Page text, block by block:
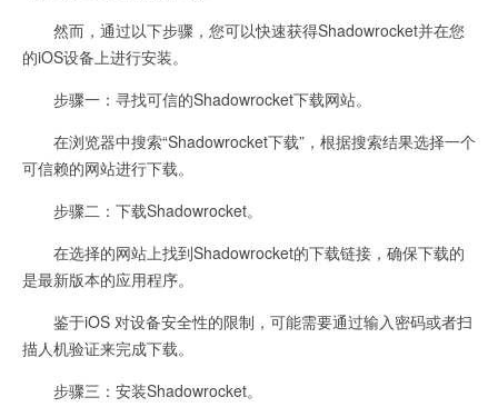
然而，通过以下步骤，您可以快速获得Shadowrocket并在您
的iOS设备上进行安装。
步骤一：寻找可信的Shadowrocket下载网站。
在浏览器中搜索“Shadowrocket下载”，根据搜索结果选择一个
可信赖的网站进行下载。
步骤二：下载Shadowrocket。
在选择的网站上找到Shadowrocket的下载链接，确保下载的
是最新版本的应用程序。
鉴于iOS 对设备安全性的限制，可能需要通过输入密码或者扫
描人机验证来完成下载。
步骤三：安装Shadowrocket。